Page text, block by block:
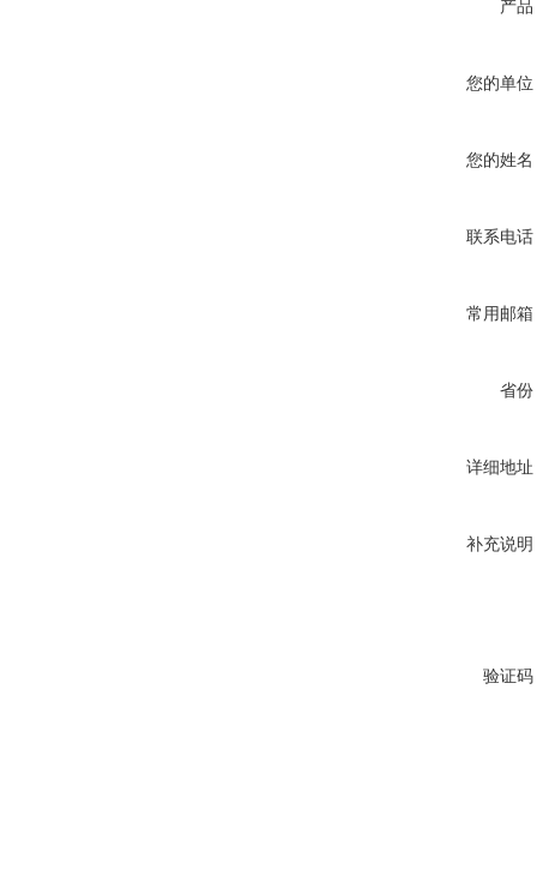
产品
您的单位
您的姓名
联系电话
常用邮箱
省份
详细地址
补充说明
验证码